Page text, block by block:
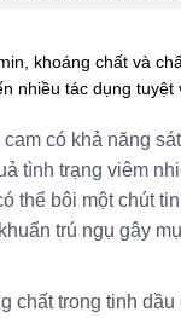
khoáng chất và
nhiều tác dụng tuyệt
cam có khả năng
tình trạng viêm
thể bôi một chút
trú ngụ gây
chất trong tinh dầu